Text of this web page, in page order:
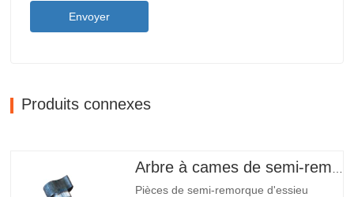
Envoyer
Produits connexes
Pièces de semi-remorque d'essieu